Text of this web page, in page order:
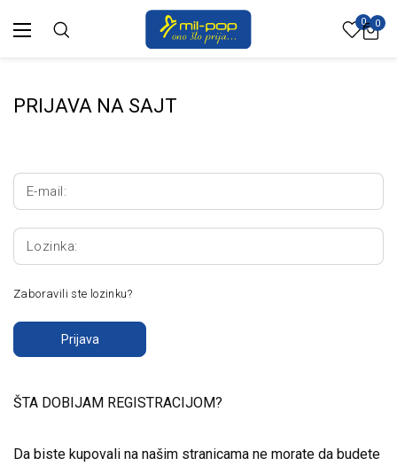
0 0
PRIJAVA NA SAJT
E-mail:
Lozinka:
Zaboravili ste lozinku?
Prijava
ŠTA DOBIJAM REGISTRACIJOM?
Da biste kupovali na našim stranicama ne morate da budete